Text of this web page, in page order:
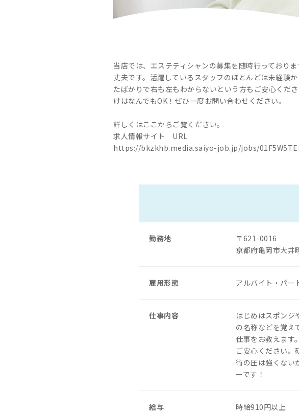
当店では、エステティシャンの募集を随時行っており
丈夫です。活躍しているスタッフのほとんどは未経験
たばかりで右も左もわからないという方もご安心くだ
けはなんでもOK！ぜひ一度お問い合わせください。
詳しくはここからご覧ください。
求人情報サイト URL
https://bkzkhb.media.saiyo-job.jp/jobs/
勤務地
〒621-0016
京都府亀岡市大井
雇用形態 アルバイト・パー
仕事内容
はじめはスポンジ
の名称などを覚え
仕事をお教えます
ご安心ください。
術の圧は強くない
ーです！
給与
時給910円以上